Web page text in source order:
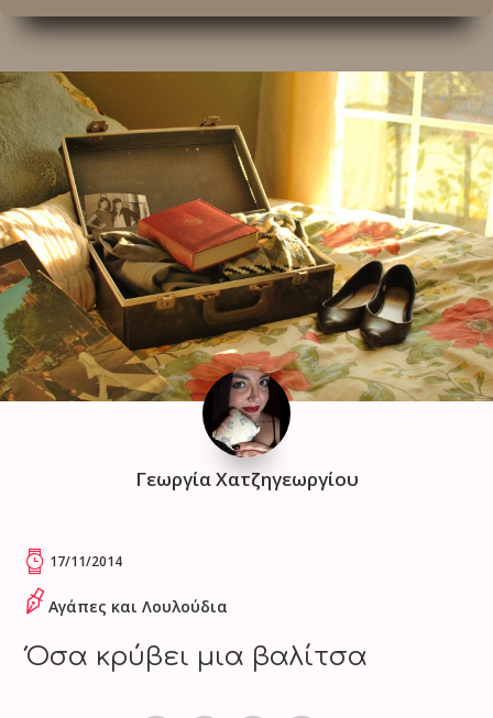
Γεωργία Χατζηγεωργίου
17/11/2014
Αγάπες και Λουλούδια
Όσα κρύβει μια βαλίτσα